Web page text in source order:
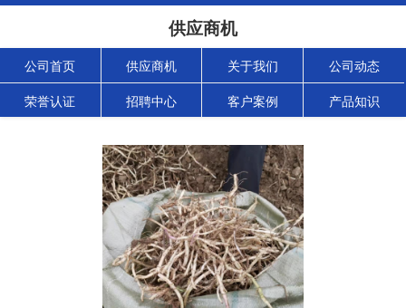
供应商机
公司首页 供应商机 关于我们 公司动态
荣誉认证 招聘中心 客户案例 产品知识